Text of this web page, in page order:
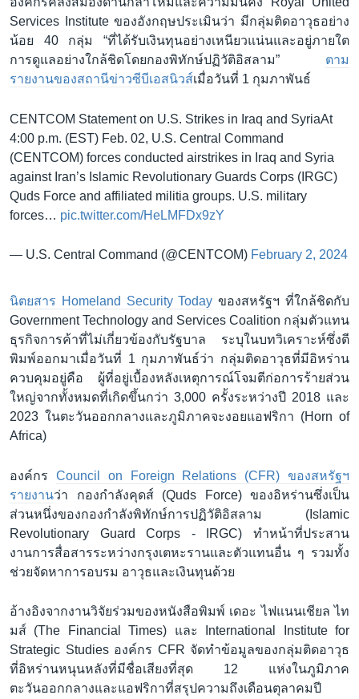
Services Institute ของอังกฤษประเมินว่า มีกลุ่มติดอาวุธอย่าง
น้อย 40 กลุ่ม “ที่ได้รับเงินทุนอย่างเหนียวแน่นและอยู่ภายใต
การดูแลอย่างใกล้ชิดโดยกองพิทักษ์ปฏิวัติอิสลาม” ตาม
รายงานของสถานีข่าวซีบีเอสนิวส์เมื่อวันที่ 1 กุมภาพันธ์
CENTCOM Statement on U.S. Strikes in Iraq and SyriaAt
4:00 p.m. (EST) Feb. 02, U.S. Central Command
(CENTCOM) forces conducted airstrikes in Iraq and Syria
against Iran’s Islamic Revolutionary Guards Corps (IRGC)
Quds Force and affiliated militia groups. U.S. military
forces… pic.twitter.com/HeLMFDx9zY
— U.S. Central Command (@CENTCOM) February 2, 2024
นิตยสาร Homeland Security Today ของสหรัฐฯ ที่ใกล้ชิดกับ
Government Technology and Services Coalition กลุ่มตัวแทน
ธุรกิจการค้าที่ไม่เกี่ยวข้องกับรัฐบาล ระบุในบทวิเคราะห์ซึ่งตี
พิมพ์ออกมาเมื่อวันที่ 1 กุมภาพันธ์ว่า กลุ่มติดอาวุธที่มีอิหร่าน
ควบคุมอยู่คือ ผู้ที่อยู่เบื้องหลังเหตุการณ์โจมตีก่อการร้ายส่วน
ใหญ่จากทั้งหมดที่เกิดขึ้นกว่า 3,000 ครั้งระหว่างปี 2018 และ
2023 ในตะวันออกกลางและภูมิภาคจะงอยแอฟริกา (Horn of
Africa)
องค์กร Council on Foreign Relations (CFR) ของสหรัฐฯ
รายงานว่า กองกำลังคุดส์ (Quds Force) ของอิหร่านซึ่งเป็น
ส่วนหนึ่งของกองกำลังพิทักษ์การปฏิวัติอิสลาม (Islamic
Revolutionary Guard Corps - IRGC) ทำหน้าที่ประสาน
งานการสื่อสารระหว่างกรุงเตหะรานและตัวแทนอื่น ๆ รวมทั้ง
ช่วยจัดหาการอบรม อาวุธและเงินทุนด้วย
อ้างอิงจากงานวิจัยร่วมของหนังสือพิมพ์ เดอะ ไฟแนนเชียล ไท
มส์ (The Financial Times) และ International Institute for
Strategic Studies องค์กร CFR จัดทำข้อมูลของกลุ่มติดอาวุธ
ที่อิหร่านหนุนหลังที่มีชื่อเสียงที่สุด 12 แห่งในภูมิภาค
ตะวันออกกลางและแอฟริกาที่สรุปความถึงเดือนตุลาคมปี